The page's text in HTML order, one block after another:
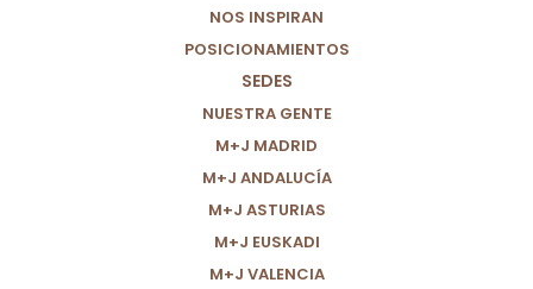
NOS INSPIRAN
POSICIONAMIENTOS
SEDES
NUESTRA GENTE
M+J MADRID
M+J ANDALUCÍA
M+J ASTURIAS
M+J EUSKADI
M+J VALENCIA
VALORACIÓN DE 4
MESES DE GESTIÓN
MIGRATORIA DEL
GOBIERNO:
HIPÓCRITA Y FALTA